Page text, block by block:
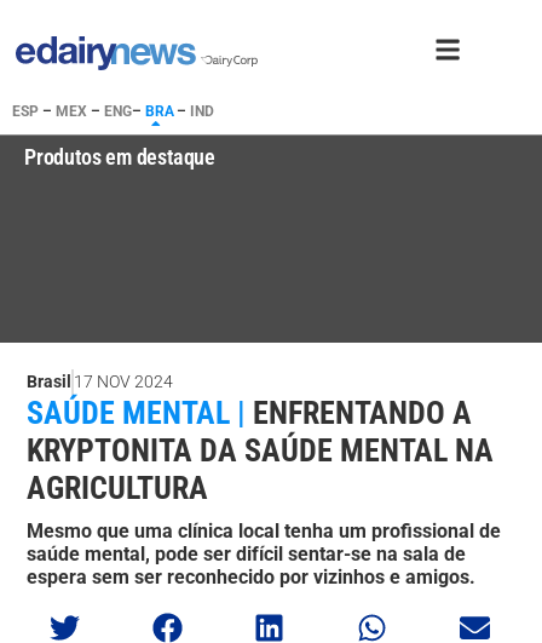
ESP – MEX – ENG– BRA– IND
Produtos em destaque
Brasil 17 NOV 2024
SAÚDE MENTAL | ENFRENTANDO A
KRYPTONITA DA SAÚDE MENTAL NA
AGRICULTURA
Mesmo que uma clínica local tenha um profissional de
saúde mental, pode ser difícil sentar-se na sala de
espera sem ser reconhecido por vizinhos e amigos.